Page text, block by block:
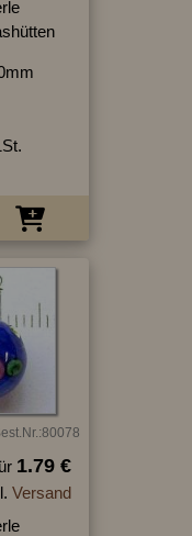
1.79 €
Versand